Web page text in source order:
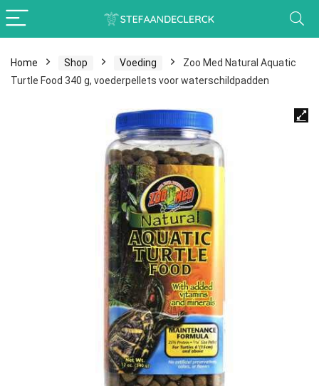
Home Shop Voeding
Zoo Med Natural Aquatic
Turtle Food 340 g, voederpellets voor waterschildpadden